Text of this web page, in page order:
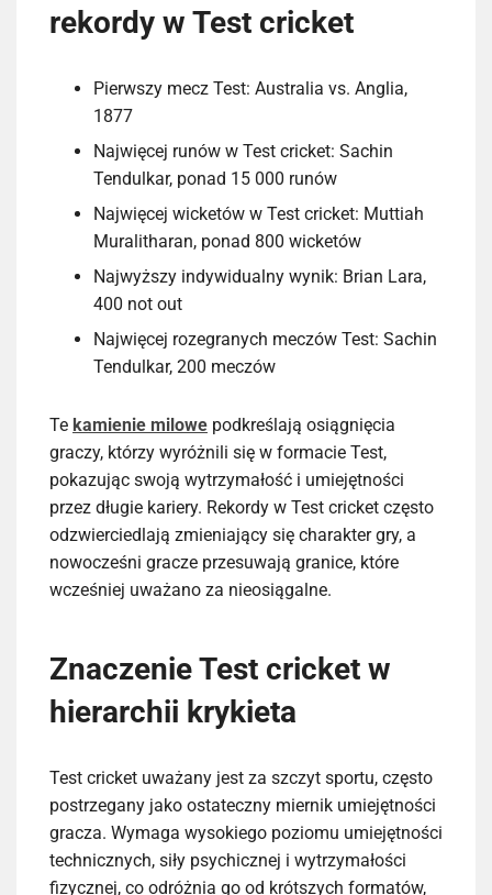
rekordy w Test cricket
Pierwszy mecz Test: Australia vs. Anglia,
1877
Najwięcej runów w Test cricket: Sachin
Tendulkar, ponad 15 000 runów
Najwięcej wicketów w Test cricket: Muttiah
Muralitharan, ponad 800 wicketów
Najwyższy indywidualny wynik: Brian Lara,
400 not out
Najwięcej rozegranych meczów Test: Sachin
Tendulkar, 200 meczów
Te kamienie milowe podkreślają osiągnięcia
graczy, którzy wyróżnili się w formacie Test,
pokazując swoją wytrzymałość i umiejętności
przez długie kariery. Rekordy w Test cricket często
odzwierciedlają zmieniający się charakter gry, a
nowocześni gracze przesuwają granice, które
wcześniej uważano za nieosiągalne.
Znaczenie Test cricket w
hierarchii krykieta
Test cricket uważany jest za szczyt sportu, często
postrzegany jako ostateczny miernik umiejętności
gracza. Wymaga wysokiego poziomu umiejętności
technicznych, siły psychicznej i wytrzymałości
fizycznej, co odróżnia go od krótszych formatów,